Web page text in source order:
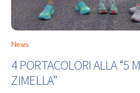
News
4 PORTACOLORI ALLA “5
ZIMELLA”